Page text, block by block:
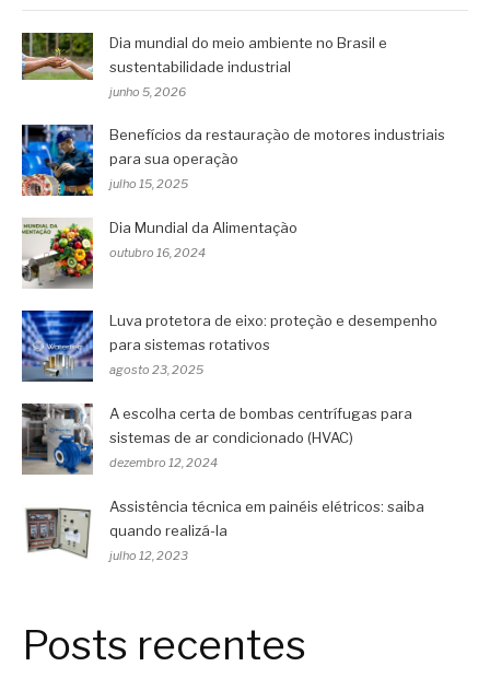
Dia mundial do meio ambiente no Brasil e
sustentabilidade industrial
junho 5, 2026
Benefícios da restauração de motores industriais
para sua operação
julho 15, 2025
Dia Mundial da Alimentação
outubro 16, 2024
Luva protetora de eixo: proteção e desempenho
para sistemas rotativos
agosto 23, 2025
A escolha certa de bombas centrífugas para
sistemas de ar condicionado (HVAC)
dezembro 12, 2024
Assistência técnica em painéis elétricos: saiba
quando realizá-la
julho 12, 2023
Posts recentes